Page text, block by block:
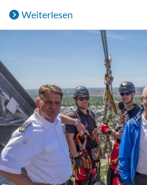
Weiterlesen